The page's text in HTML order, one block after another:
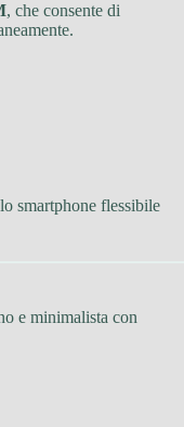
, che consente di
smartphone flessibile
e minimalista con